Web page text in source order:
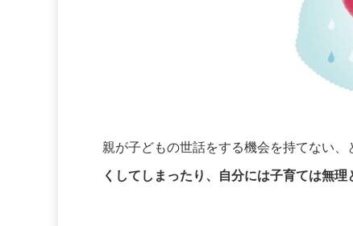
親が子どもの世話をする機会を持てない、
くしてしまったり、自分には子育ては無理